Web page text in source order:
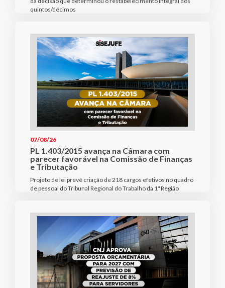
quintos/décimos
07/08/26
PL 1.403/2015 avança na Câmara com
parecer favorável na Comissão de Finanças
e Tributação
Projeto de lei prevê criação de 218 cargos efetivos no quadro
de pessoal do Tribunal Regional do Trabalho da 1ª Região